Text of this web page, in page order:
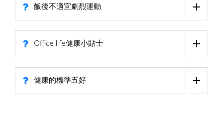
飯後不適宜劇烈運動
Office life健康小貼士
健康的標準五好